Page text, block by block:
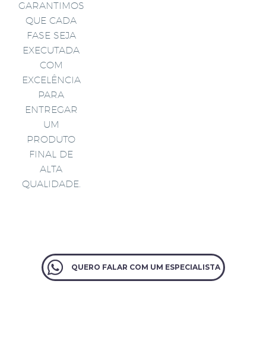
GARANTIMOS
QUE CADA
FASE SEJA
EXECUTADA
COM
EXCELÊNCIA
PARA
ENTREGAR
UM
PRODUTO
FINAL DE
ALTA
QUALIDADE.
QUERO FALAR COM UM ESPECIALISTA